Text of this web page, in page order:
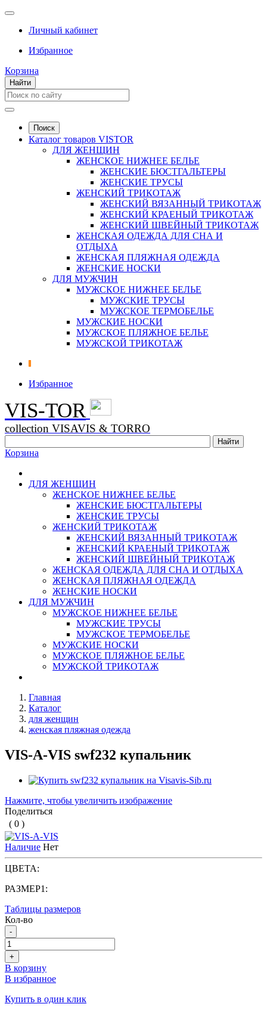
Личный кабинет
Избранное
Корзина
Найти
Поиск
Каталог товаров VISTOR
ДЛЯ ЖЕНЩИН
ЖЕНСКОЕ НИЖНЕЕ БЕЛЬЕ
ЖЕНСКИЕ БЮСТГАЛЬТЕРЫ
ЖЕНСКИЕ ТРУСЫ
ЖЕНСКИЙ ТРИКОТАЖ
ЖЕНСКИЙ ВЯЗАННЫЙ ТРИКОТАЖ
ЖЕНСКИЙ КРАЕНЫЙ ТРИКОТАЖ
ЖЕНСКИЙ ШВЕЙНЫЙ ТРИКОТАЖ
ЖЕНСКАЯ ОДЕЖДА ДЛЯ СНА И
ОТДЫХА
ЖЕНСКАЯ ПЛЯЖНАЯ ОДЕЖДА
ЖЕНСКИЕ НОСКИ
ДЛЯ МУЖЧИН
МУЖСКОЕ НИЖНЕЕ БЕЛЬЕ
МУЖСКИЕ ТРУСЫ
МУЖСКОЕ ТЕРМОБЕЛЬЕ
МУЖСКИЕ НОСКИ
МУЖСКОЕ ПЛЯЖНОЕ БЕЛЬЕ
МУЖСКОЙ ТРИКОТАЖ
Избранное
VIS-TOR
collection VISAVIS & TORRO
Корзина
ДЛЯ ЖЕНЩИН
ЖЕНСКОЕ НИЖНЕЕ БЕЛЬЕ
ЖЕНСКИЕ БЮСТГАЛЬТЕРЫ
ЖЕНСКИЕ ТРУСЫ
ЖЕНСКИЙ ТРИКОТАЖ
ЖЕНСКИЙ ВЯЗАННЫЙ ТРИКОТАЖ
ЖЕНСКИЙ КРАЕНЫЙ ТРИКОТАЖ
ЖЕНСКИЙ ШВЕЙНЫЙ ТРИКОТАЖ
ЖЕНСКАЯ ОДЕЖДА ДЛЯ СНА И ОТДЫХА
ЖЕНСКАЯ ПЛЯЖНАЯ ОДЕЖДА
ЖЕНСКИЕ НОСКИ
ДЛЯ МУЖЧИН
МУЖСКОЕ НИЖНЕЕ БЕЛЬЕ
МУЖСКИЕ ТРУСЫ
МУЖСКОЕ ТЕРМОБЕЛЬЕ
МУЖСКИЕ НОСКИ
МУЖСКОЕ ПЛЯЖНОЕ БЕЛЬЕ
МУЖСКОЙ ТРИКОТАЖ
Главная
Каталог
для женщин
женская пляжная одежда
VIS-A-VIS swf232 купальник
Нажмите, чтобы увеличить изображение
Поделиться
( 0 )
Наличие Нет
ЦВЕТА:
РАЗМЕР1:
Таблицы размеров
Кол-во
-
+
В корзину
В избранное
Купить в один клик